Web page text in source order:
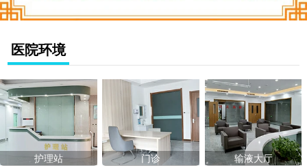
医院环境
门诊 输液大厅 大厅